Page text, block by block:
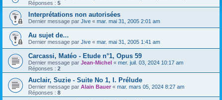
Réponses : 5
Interprétations non autorisées
Dernier message par Jive « mar. mai 31, 2005 2:01 am
Au sujet de...
Dernier message par Jive « mar. mai 31, 2005 1:41 am
Carcassi, Matéo - Etude n°1, Opus 59
Dernier message par Jean-Michel « mer. juil. 03, 2024 10:17 am
Réponses : 2
Auclair, Suzie - Suite No 1, I. Prélude
Dernier message par Alain Bauer « mar. mars 05, 2024 8:27 am
Réponses : 8